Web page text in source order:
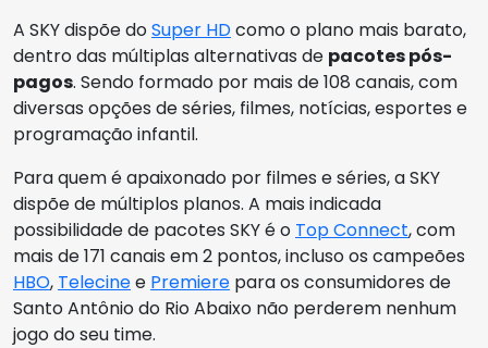
A SKY dispõe doSuper HDcomo o plano mais barato,
dentro das múltiplas alternativas de pacotes pós-
pagos. Sendo formado por mais de 108 canais, com
diversas opções de séries, filmes, notícias, esportes e
programação infantil.
Para quem é apaixonado por filmes e séries, a SKY
dispõe de múltiplos planos. A mais indicada
possibilidade de pacotes SKY é o Top Connect, com
mais de 171 canais em 2 pontos, incluso os campeões
HBO, Telecinee Premiere para os consumidores de
Santo Antônio do Rio Abaixo não perderem nenhum
jogo do seu time.